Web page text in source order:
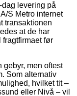
levering på
S Metro internet
transaktionen
at de har
fragtfirmaet før
gebyr, men oftest
Som alternativ
hvilket tit –
eller Nivå – vil